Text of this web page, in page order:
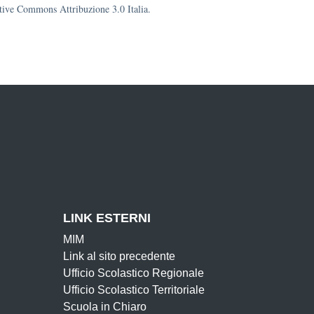
Commons Attribuzione 3.0 Italia.
LINK ESTERNI
MIM
Link al sito precedente
Ufficio Scolastico Regionale
Ufficio Scolastico Territoriale
Scuola in Chiaro